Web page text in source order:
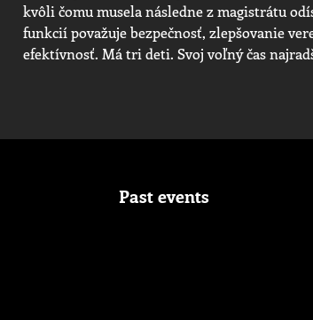
kvôli čomu musela následne z magistrátu
funkcií považuje bezpečnosť, zlepšovanie
efektívnosť. Má tri deti. Svoj voľný čas
Past events